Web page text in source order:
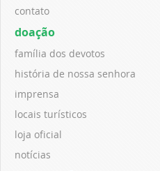
contato
doação
família dos devotos
história de nossa senhora
imprensa
locais turísticos
loja oficial
notícias